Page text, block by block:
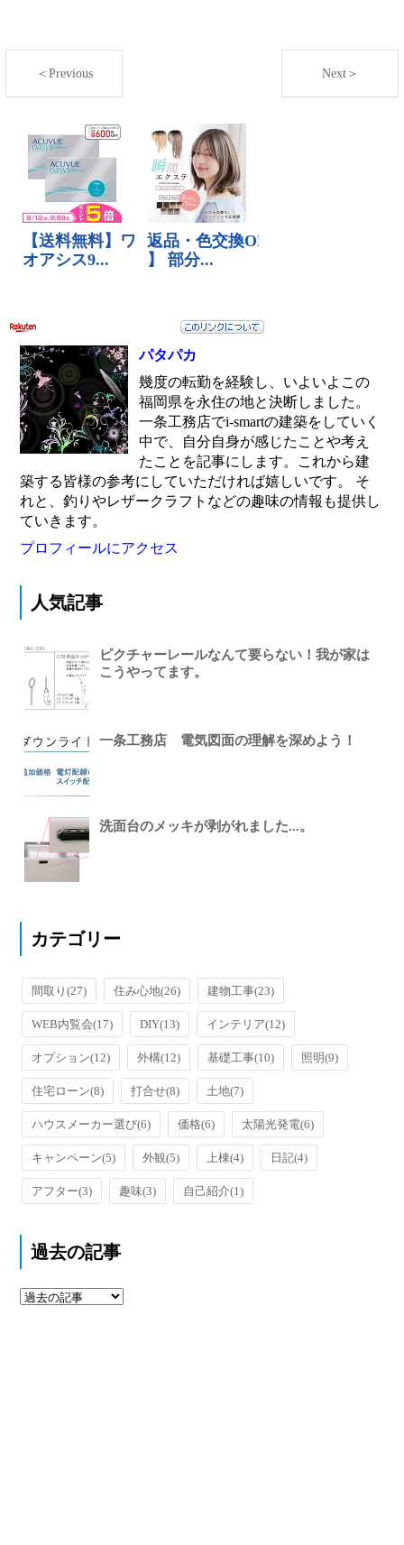
＜Previous Next＞
パタパカ
幾度の転勤を経験し、いよいよこの
福岡県を永住の地と決断しました。
一条工務店でi-smartの建築をしていく
中で、自分自身が感じたことや考え
たことを記事にします。これから建
築する皆様の参考にしていただければ嬉しいです。 そ
れと、釣りやレザークラフトなどの趣味の情報も提供し
ていきます。
プロフィールにアクセス
人気記事
ピクチャーレールなんて要らない！我が家は
こうやってます。
一条工務店 電気図面の理解を深めよう！
洗面台のメッキが剥がれました...。
カテゴリー
間取り(27) 住み心地(26) 建物工事(23)
WEB内覧会(17) DIY(13) インテリア(12)
オプション(12) 外構(12) 基礎工事(10) 照明(9)
住宅ローン(8) 打合せ(8) 土地(7)
ハウスメーカー選び(6) 価格(6) 太陽光発電(6)
キャンペーン(5) 外観(5) 上棟(4) 日記(4)
アフター(3) 趣味(3) 自己紹介(1)
過去の記事